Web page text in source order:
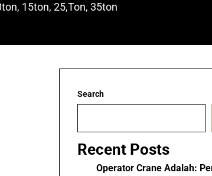
15ton, 25,Ton, 35ton
Search
Recent Posts
Operator Crane Adalah: